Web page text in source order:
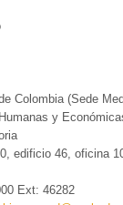
Colombia (Sede
y
edificio 46, oficina
Ext: 46282